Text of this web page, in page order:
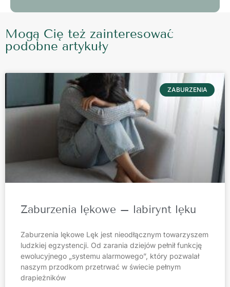
Mogą Cię też zainteresować
podobne artykuły
ZABURZENIA
Zaburzenia lękowe – labirynt lęku
Zaburzenia lękowe Lęk jest nieodłącznym towarzyszem
ludzkiej egzystencji. Od zarania dziejów pełnił funkcję
ewolucyjnego „systemu alarmowego”, który pozwalał
naszym przodkom przetrwać w świecie pełnym
drapieżników